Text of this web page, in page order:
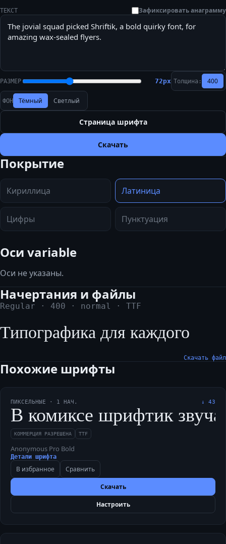
ТЕКСТ Зафиксировать анаграмму
РАЗМЕР 72px Толщина: 400
ФОН Тёмный Светлый
Страница шрифта
Скачать
Покрытие
Кириллица Латиница
Цифры Пунктуация
Оси variable
Оси не указаны.
Начертания и файлы
Regular · 400 · normal · TTF
Типографика для каждого
Скачать файл
Похожие шрифты
ПИКСЕЛЬНЫЕ · 1 НАЧ. ↓ 43
В комиксе шрифтик
КОММЕРЦИЯ РАЗРЕШЕНА TTF
Anonymous Pro Bold
Детали шрифта
В избранное Сравнить
Скачать
Настроить